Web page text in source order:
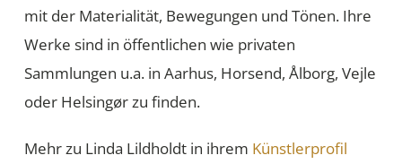
mit der Materialität, Bewegungen und Tönen. Ihre
Werke sind in öffentlichen wie privaten
Sammlungen u.a. in Aarhus, Horsend, Ålborg, Vejle
oder Helsingør zu finden.
Mehr zu Linda Lildholdt in ihrem Künstlerprofil